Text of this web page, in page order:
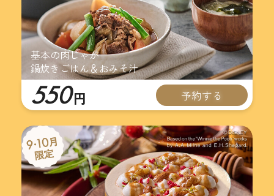
基本の肉じゃが
鍋炊きごはん＆おみそ汁
550 円 予約する